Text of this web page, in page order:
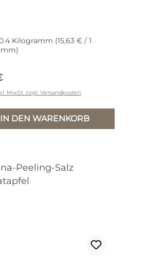
Kilogramm (15,63 € / 1
Preis:
MwSt. zzgl. Versandkosten
IN DEN WARENKORB